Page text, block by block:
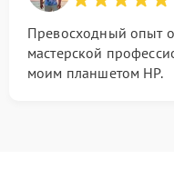
Превосходный опыт
мастерской
моим планшетом HP.